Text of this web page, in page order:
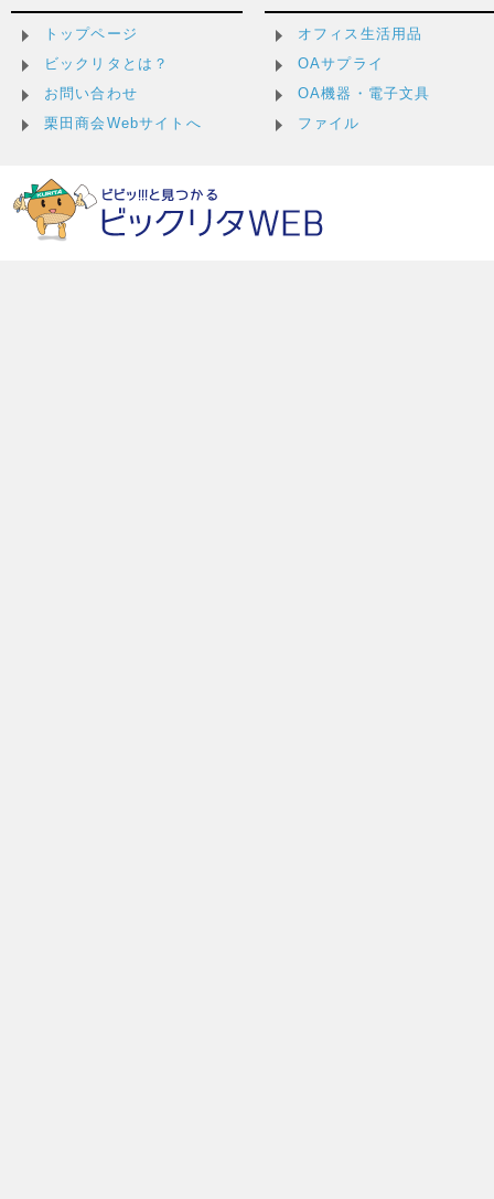
トップページ
ビックリタとは？
お問い合わせ
栗田商会Webサイトへ
オフィス生活用品
OAサプライ
OA機器・電子文具
ファイル